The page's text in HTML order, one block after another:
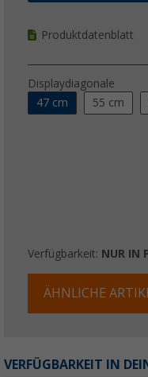
Produktdatenblatt
Displaydiagonale
47 cm
55 cm
Verfügbarkeit: NUR IN
ÄHNLICHE
VERFÜGBARKEIT IN